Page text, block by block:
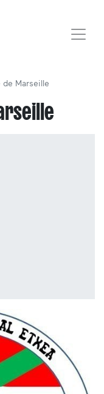
de Marseille